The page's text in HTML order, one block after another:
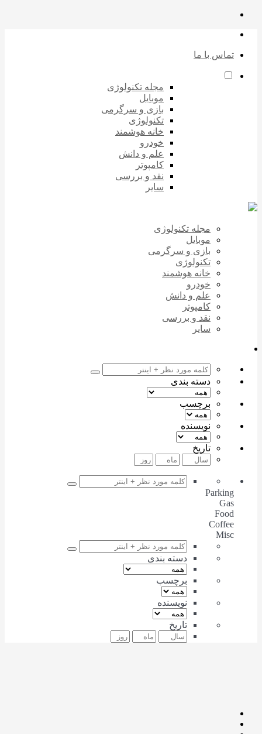
تماس با ما
مجله تکنولوژی
موبایل
بازی و سرگرمی
تکنولوژی
خانه هوشمند
خودرو
علم و دانش
کامپوتر
نقد و بررسی
سایر
مجله تکنولوژی
موبایل
بازی و سرگرمی
تکنولوژی
خانه هوشمند
خودرو
علم و دانش
کامپوتر
نقد و بررسی
سایر
دسته بندی
برچسب
نویسنده
تاریخ
Parking
Coffee
دسته بندی
برچسب
نویسنده
تاریخ